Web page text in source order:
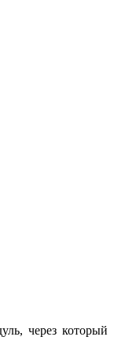
через который